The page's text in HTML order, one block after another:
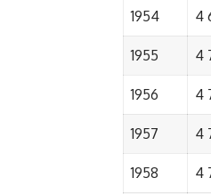
1954 4
1955 4
1956 4
1957 4
1958 4